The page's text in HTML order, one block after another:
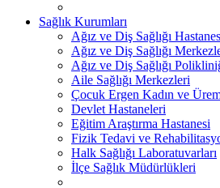
Sağlık Kurumları
Ağız ve Diş Sağlığı
Ağız ve Diş Sağlığı
Ağız ve Diş Sağlığı
Aile Sağlığı Merkezleri
Çocuk Ergen Kadın ve
Devlet Hastaneleri
Eğitim Araştırma Hastanesi
Fizik Tedavi ve
Halk Sağlığı Laboratuvarları
İlçe Sağlık Müdürlükleri